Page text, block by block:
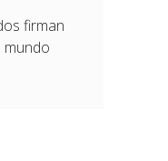
firman
mundo